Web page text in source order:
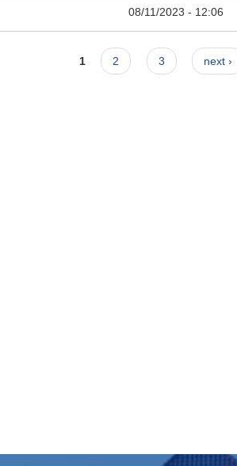
08/11/2023 - 12:06
1 2 3 next ›